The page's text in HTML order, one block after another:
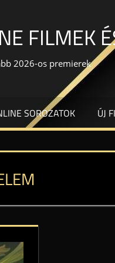
FILMEK
2026-os premierek
SOROZATOK ÚJ